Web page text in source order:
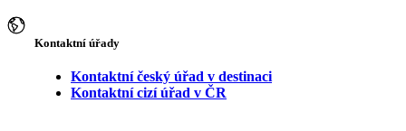
Kontaktní úřady
Kontaktní český úřad v destinaci
Kontaktní cizí úřad v ČR